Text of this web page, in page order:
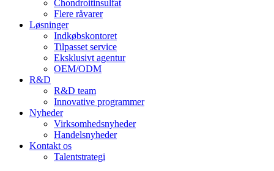
Chondroitinsulfat
Flere råvarer
Løsninger
Indkøbskontoret
Tilpasset service
Eksklusivt agentur
OEM/ODM
R&D
R&D team
Innovative programmer
Nyheder
Virksomhedsnyheder
Handelsnyheder
Kontakt os
Talentstrategi